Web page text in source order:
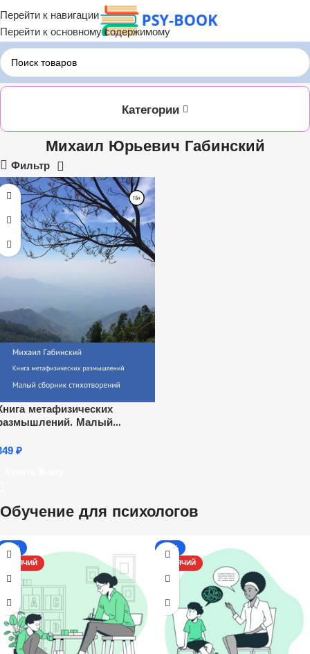
Перейти к навигации
Перейти к основному содержимому
Главная ЛИТРЕС Михаил Юрьевич Габинский
Категории
Михаил Юрьевич Габинский
Фильтр
метафизических
Малый
₽
Обучение для психологов
-13%
ГОРЯЧИЙ
-17%
ГОРЯЧИЙ